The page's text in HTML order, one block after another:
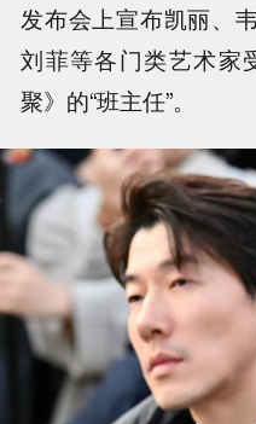
发布会上宣布凯丽、
刘菲等各门类艺术家
聚》的“班主任”。